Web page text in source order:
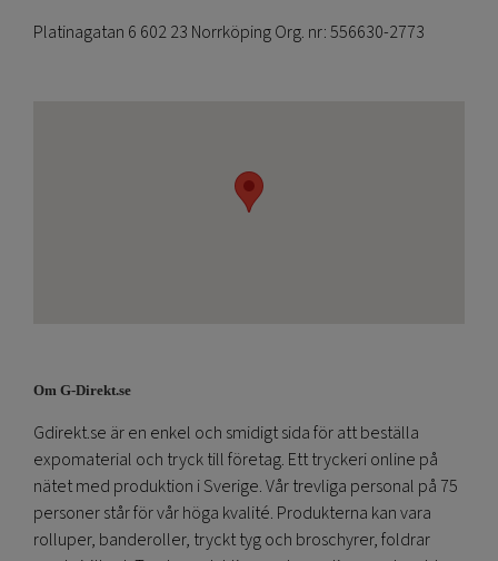
Platinagatan 6 602 23 Norrköping Org. nr: 556630-2773
Om G-Direkt.se
Gdirekt.se är en enkel och smidigt sida för att beställa
expomaterial och tryck till företag. Ett tryckeri online på
nätet med produktion i Sverige. Vår trevliga personal på 75
personer står för vår höga kvalité. Produkterna kan vara
rolluper, banderoller, tryckt tyg och broschyrer, foldrar